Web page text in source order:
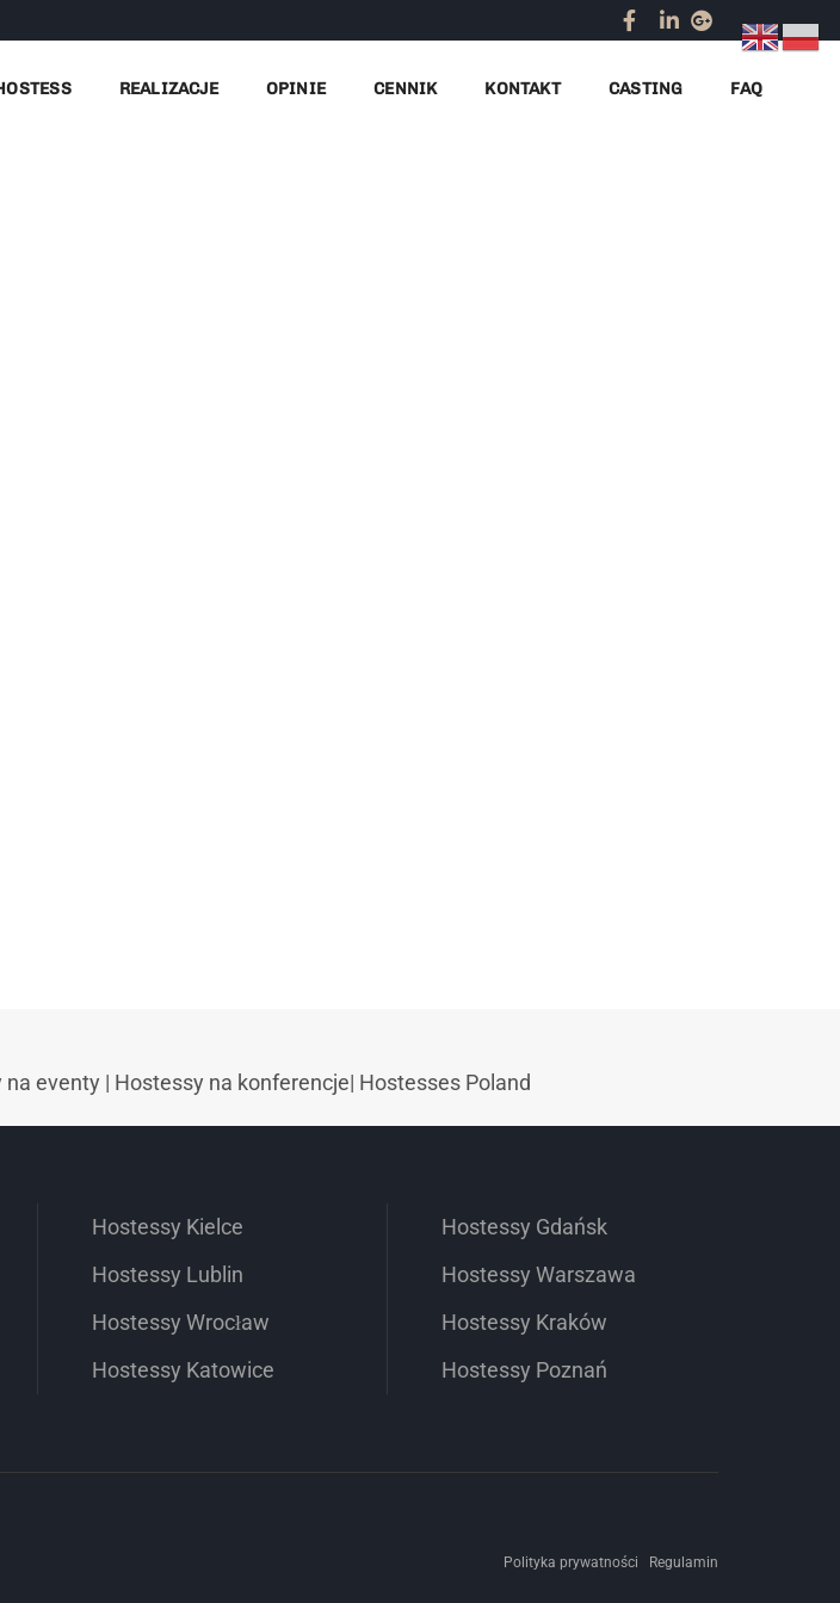
REALIZACJE OPINIE CENNIK KONTAKT CASTING FAQ
na eventy | Hostessy na konferencje| Hostesses Poland
Hostessy Kielce
Hostessy Lublin
Hostessy Wrocław
Hostessy Katowice
Hostessy Gdańsk
Hostessy Warszawa
Hostessy Kraków
Hostessy Poznań
Polityka prywatności Regulamin